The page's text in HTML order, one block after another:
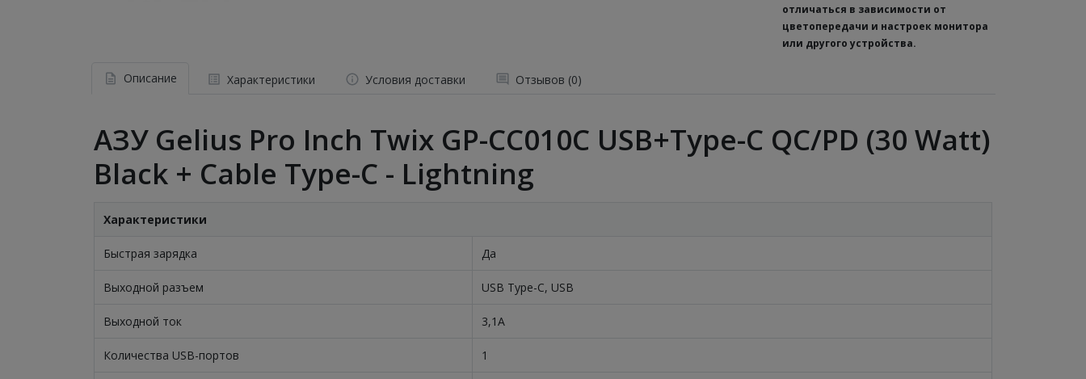
отличаться в зависимости от
цветопередачи и настроек монитора
или другого устройства.
Описание Характеристики Условия доставки Отзывов (0)
АЗУ Gelius Pro Inch Twix GP-CC010C USB+Type-C QC/PD (30 Watt)
Black + Cable Type-C - Lightning
Характеристики
Быстрая зарядка Да
Выходной разъем USB Type-C, USB
Выходной ток 3,1А
Количества USB-портов 1